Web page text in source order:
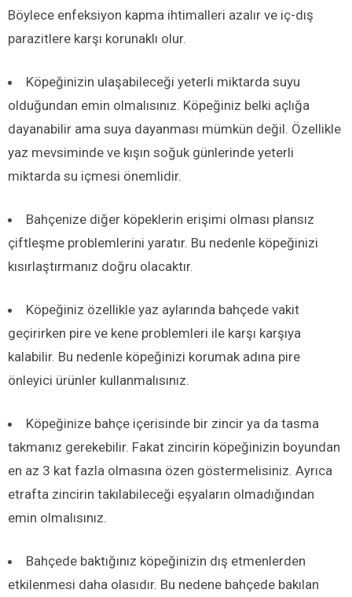
Böylece enfeksiyon kapma ihtimalleri azalır ve iç-dış
parazitlere karşı korunaklı olur.
Köpeğinizin ulaşabileceği yeterli miktarda suyu
olduğundan emin olmalısınız. Köpeğiniz belki açlığa
dayanabilir ama suya dayanması mümkün değil. Özellikle
yaz mevsiminde ve kışın soğuk günlerinde yeterli
miktarda su içmesi önemlidir.
Bahçenize diğer köpeklerin erişimi olması plansız
çiftleşme problemlerini yaratır. Bu nedenle köpeğinizi
kısırlaştırmanız doğru olacaktır.
Köpeğiniz özellikle yaz aylarında bahçede vakit
geçirirken pire ve kene problemleri ile karşı karşıya
kalabilir. Bu nedenle köpeğinizi korumak adına pire
önleyici ürünler kullanmalısınız.
Köpeğinize bahçe içerisinde bir zincir ya da tasma
takmanız gerekebilir. Fakat zincirin köpeğinizin boyundan
en az 3 kat fazla olmasına özen göstermelisiniz. Ayrıca
etrafta zincirin takılabileceği eşyaların olmadığından
emin olmalısınız.
Bahçede baktığınız köpeğinizin dış etmenlerden
etkilenmesi daha olasıdır. Bu nedene bahçede bakılan